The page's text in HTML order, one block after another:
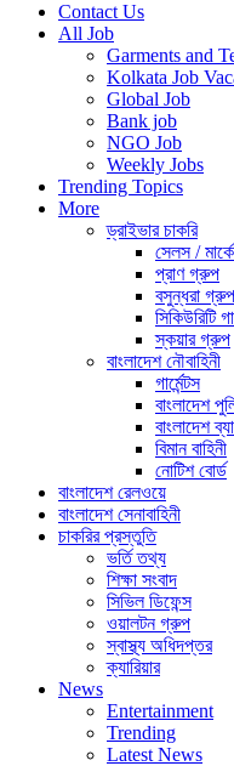
Contact Us
All Job
Garments and
Kolkata Job
Global Job
Bank job
NGO Job
Weekly Jobs
Trending Topics
More
ড্রাইভার চাকরি
সেলস /
প্রাণ গ্রুপ
বসুন্ধরা গ্রুপ
সিকিউরিটি
স্কয়ার গ্রুপ
বাংলাদেশ নৌবাহিনী
গার্মেন্টস
বাংলাদেশ
বাংলাদেশ
বিমান বাহিনী
নোটিশ বোর্ড
বাংলাদেশ রেলওয়ে
বাংলাদেশ সেনাবাহিনী
চাকরির প্রস্তুতি
ভর্তি তথ্য
শিক্ষা সংবাদ
সিভিল ডিফেন্স
ওয়ালটন গ্রুপ
স্বাস্থ্য অধিদপ্তর
ক্যারিয়ার
News
Entertainment
Trending
Latest News